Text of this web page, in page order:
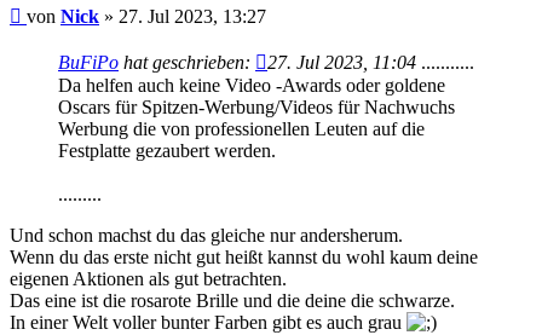
Beitrag
von Nick » 27. Jul 2023, 13:27
BuFiPo hat geschrieben: 27. Jul 2023, 11:04 ...........
Da helfen auch keine Video -Awards oder goldene
Oscars für Spitzen-Werbung/Videos für Nachwuchs
Werbung die von professionellen Leuten auf die
Festplatte gezaubert werden.
.........
Und schon machst du das gleiche nur andersherum.
Wenn du das erste nicht gut heißt kannst du wohl kaum deine
eigenen Aktionen als gut betrachten.
Das eine ist die rosarote Brille und die deine die schwarze.
In einer Welt voller bunter Farben gibt es auch grau